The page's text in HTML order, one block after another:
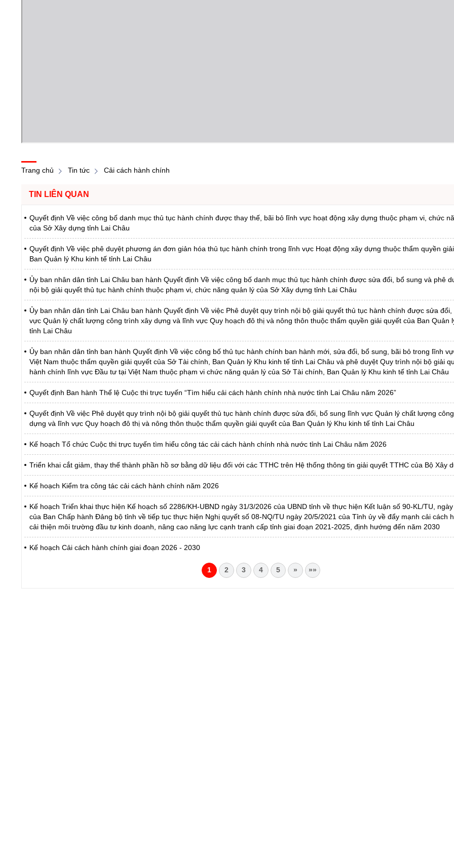
Trang chủ Tin tức Cải cách hành chính
TIN LIÊN QUAN
Quyết định Về việc công bố danh mục thủ tục hành chính được thay thế, bãi bỏ lĩnh vực hoạt động xây dựng thuộc phạm vi, chức
của Sở Xây dựng tỉnh Lai Châu
Quyết định Về việc phê duyệt phương án đơn giản hóa thủ tục hành chính trong lĩnh vực Hoạt động xây dựng thuộc thẩm quyền
Ban Quản lý Khu kinh tế tỉnh Lai Châu
Ủy ban nhân dân tỉnh Lai Châu ban hành Quyết định Về việc công bố danh mục thủ tục hành chính được sửa đổi, bổ sung và phê
nội bộ giải quyết thủ tục hành chính thuộc phạm vi, chức năng quản lý của Sở Xây dựng tỉnh Lai Châu
Ủy ban nhân dân tỉnh Lai Châu ban hành Quyết định Về việc Phê duyệt quy trình nội bộ giải quyết thủ tục hành chính được sửa đổi,
vực Quản lý chất lượng công trình xây dựng và lĩnh vực Quy hoạch đô thị và nông thôn thuộc thẩm quyền giải quyết của Ban Quản
tỉnh Lai Châu
Ủy ban nhân dân tỉnh ban hành Quyết định Về việc công bố thủ tục hành chính ban hành mới, sửa đổi, bổ sung, bãi bỏ trong lĩnh
Việt Nam thuộc thẩm quyền giải quyết của Sở Tài chính, Ban Quản lý Khu kinh tế tỉnh Lai Châu và phê duyệt Quy trình nội bộ giải
hành chính lĩnh vực Đầu tư tại Việt Nam thuộc phạm vi chức năng quản lý của Sở Tài chính, Ban Quản lý Khu kinh tế tỉnh Lai Châu
Quyết định Ban hành Thể lệ Cuộc thi trực tuyến “Tìm hiểu cải cách hành chính nhà nước tỉnh Lai Châu năm 2026”
Quyết định Về việc Phê duyệt quy trình nội bộ giải quyết thủ tục hành chính được sửa đổi, bổ sung lĩnh vực Quản lý chất lượng
dựng và lĩnh vực Quy hoạch đô thị và nông thôn thuộc thẩm quyền giải quyết của Ban Quản lý Khu kinh tế tỉnh Lai Châu
Kế hoạch Tổ chức Cuộc thi trực tuyến tìm hiểu công tác cải cách hành chính nhà nước tỉnh Lai Châu năm 2026
Triển khai cắt giảm, thay thế thành phần hồ sơ bằng dữ liệu đối với các TTHC trên Hệ thống thông tin giải quyết TTHC của Bộ Xây
Kế hoạch Kiểm tra công tác cải cách hành chính năm 2026
Kế hoạch Triển khai thực hiện Kế hoạch số 2286/KH-UBND ngày 31/3/2026 của UBND tỉnh về thực hiện Kết luận số 90-KL/TU,
của Ban Chấp hành Đảng bộ tỉnh về tiếp tục thực hiện Nghị quyết số 08-NQ/TU ngày 20/5/2021 của Tỉnh ủy về đẩy mạnh cải cách
cải thiện môi trường đầu tư kinh doanh, nâng cao năng lực cạnh tranh cấp tỉnh giai đoạn 2021-2025, định hướng đến năm 2030
Kế hoạch Cải cách hành chính giai đoạn 2026 - 2030
1 2 3 4 5 » »»